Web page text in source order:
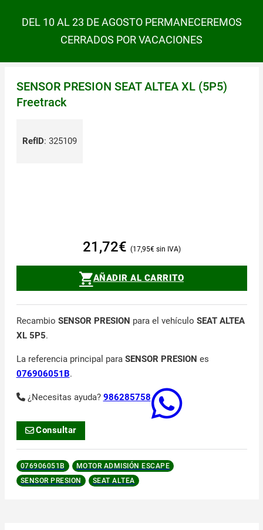
DEL 10 AL 23 DE AGOSTO PERMANECEREMOS
CERRADOS POR VACACIONES
SENSOR PRESION SEAT ALTEA XL (5P5)
Freetrack
RefID: 325109
21,72€ 17,95€
AÑADIR AL CARRITO
Recambio SENSOR PRESION para el vehículo SEAT ALTEA
XL 5P5.
La referencia principal para SENSOR PRESION es
076906051B.
¿Necesitas ayuda? 986285758
Consultar
076906051B
MOTOR ADMISIÓN ESCAPE
SENSOR PRESION
SEAT ALTEA